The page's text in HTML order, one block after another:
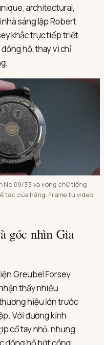
architectural,
sáng lập Robert
khắc trực tiếp triết
hồ, thay vì chỉ
No 09/33 và vòng chữ tiếng
tác của hãng. Frame từ video
góc nhìn Gia
Greubel Forsey
thấy nhiều
hiệu lớn trước
Với đường kính
cổ tay nhỏ, nhưng